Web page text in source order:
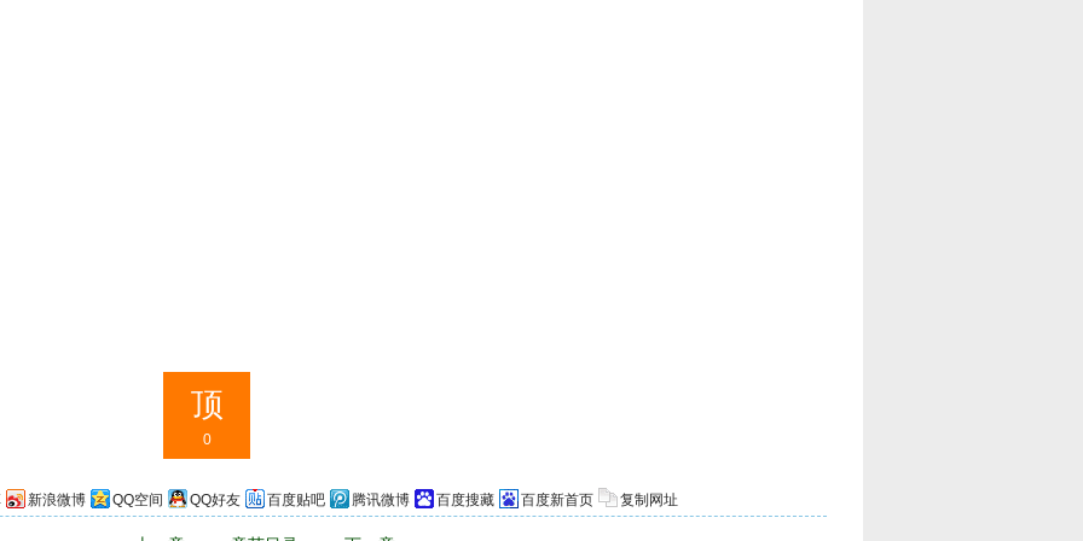
顶
0
新浪微博 QQ空间 QQ好友 百度贴吧 腾讯微博 百度搜藏 百度新首页 复制网址